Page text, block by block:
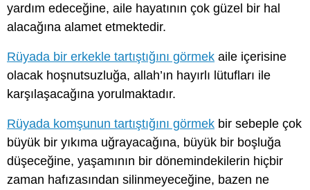
yardım edeceğine, aile hayatının çok güzel bir hal
alacağına alamet etmektedir.
Rüyada bir erkekle tartıştığını görmek aile içerisine
olacak hoşnutsuzluğa, allah’ın hayırlı lütufları ile
karşılaşacağına yorulmaktadır.
Rüyada komşunun tartıştığını görmek bir sebeple çok
büyük bir yıkıma uğrayacağına, büyük bir boşluğa
düşeceğine, yaşamının bir dönemindekilerin hiçbir
zaman hafızasından silinmeyeceğine, bazen ne